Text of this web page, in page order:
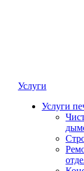
Услуги
Услуги